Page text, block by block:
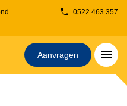
transport, rijplaten en
0522 463 357
Aanvragen